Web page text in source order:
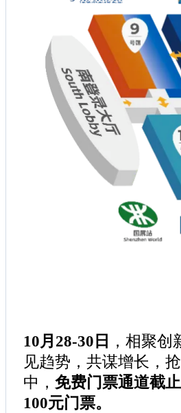
10月28-30日 ，相聚创
见趋势，共谋增长，
中， 免费门票通道截
100元门票。